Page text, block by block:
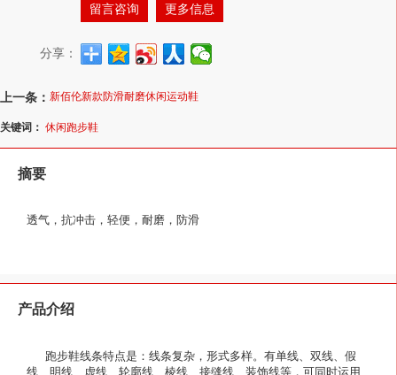
留言咨询 更多信息
分享：
上一条： 新佰伦新款防滑耐磨休闲运动鞋
关键词： 休闲跑步鞋
摘要
透气，抗冲击，轻便，耐磨，防滑
产品介绍
线、明线、虚线、轮廓线、棱线、接缝线、装饰线等，可同时运用